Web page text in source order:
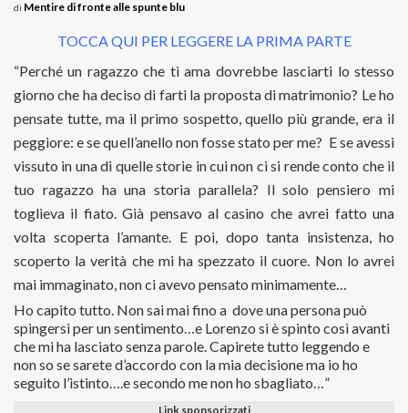
di Mentire di fronte alle spunte blu
TOCCA QUI PER LEGGERE LA PRIMA PARTE
“Perché un ragazzo che ti ama dovrebbe lasciarti lo stesso
giorno che ha deciso di farti la proposta di matrimonio? Le ho
pensate tutte, ma il primo sospetto, quello più grande, era il
peggiore: e se quell’anello non fosse stato per me? E se avessi
vissuto in una di quelle storie in cui non ci si rende conto che il
tuo ragazzo ha una storia parallela? Il solo pensiero mi
toglieva il fiato. Già pensavo al casino che avrei fatto una
volta scoperta l’amante. E poi, dopo tanta insistenza, ho
scoperto la verità che mi ha spezzato il cuore. Non lo avrei
mai immaginato, non ci avevo pensato minimamente…
Ho capito tutto. Non sai mai fino a dove una persona può
spingersi per un sentimento…e Lorenzo si è spinto così avanti
che mi ha lasciato senza parole. Capirete tutto leggendo e
non so se sarete d’accordo con la mia decisione ma io ho
seguito l’istinto….e secondo me non ho sbagliato…”